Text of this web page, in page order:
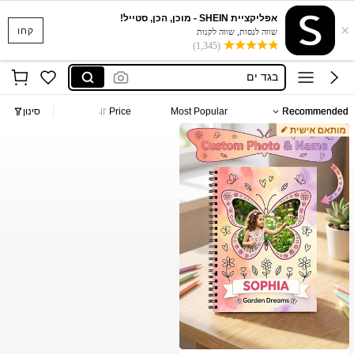
קחו ×
אפליקציית SHEIN - מוכן, הכן, סטייל!
שווה לנסות, שווה לקנות
(1,345)
סקוישים
anewsta שמלות
בגד ים
חולצות נשים
סקוישים
anewsta שמלות
Recommended
Most Popular
Price סינון